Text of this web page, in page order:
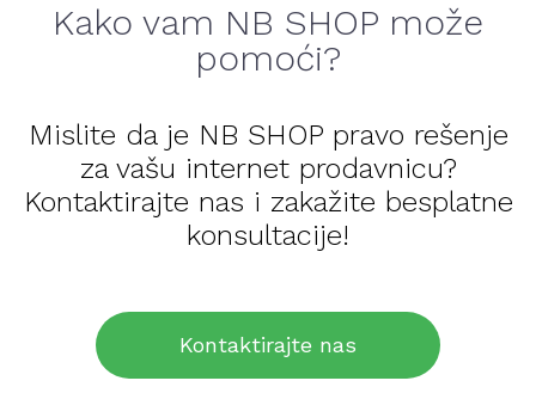
Kako vam NB SHOP može
pomoći?
Mislite da je NB SHOP pravo rešenje
za vašu internet prodavnicu?
Kontaktirajte nas i zakažite besplatne
konsultacije!
Kontaktirajte nas